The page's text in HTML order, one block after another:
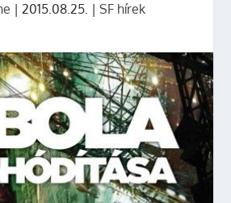
| 2015.08.25. | SF hírek